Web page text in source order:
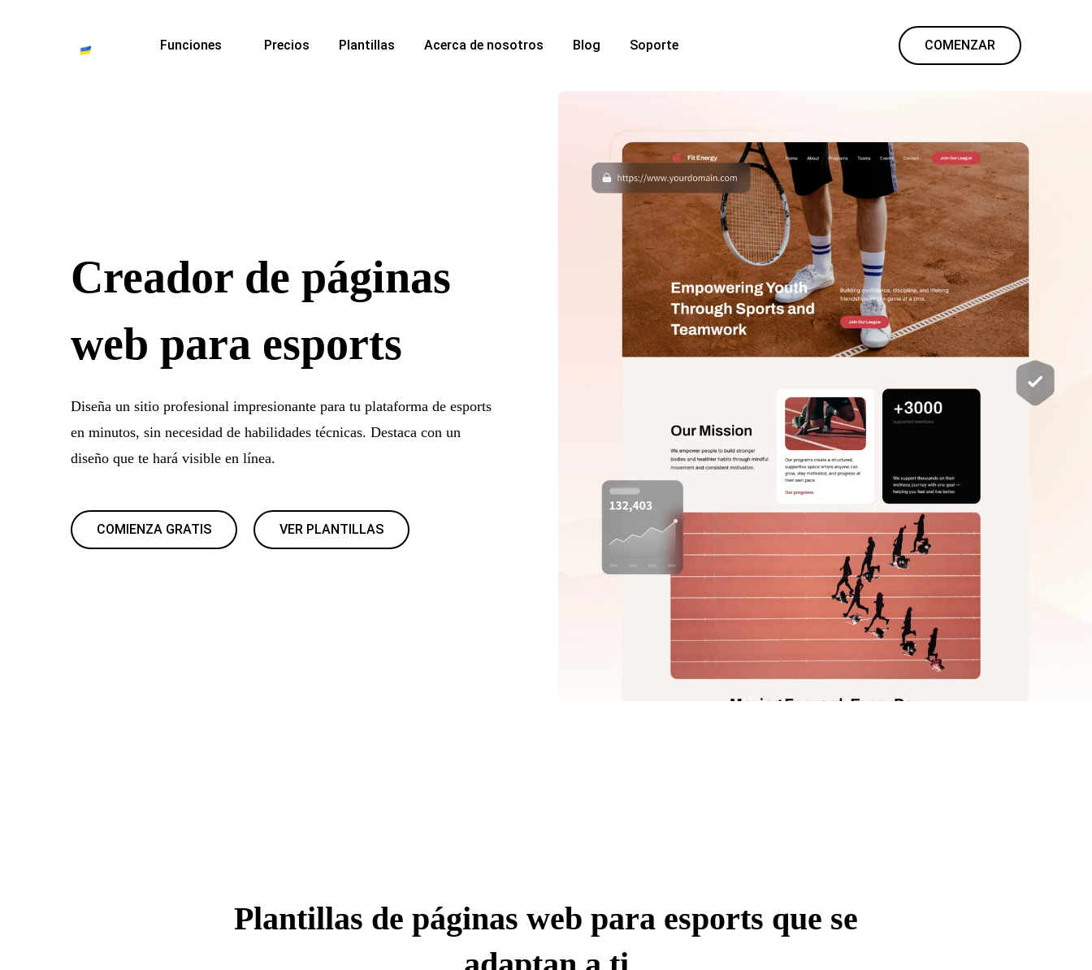
Funciones Precios Plantillas Acerca de nosotros Blog Soporte COMENZAR
Creador de páginas
web para esports
Diseña un sitio profesional impresionante para tu plataforma de esports
en minutos, sin necesidad de habilidades técnicas. Destaca con un
diseño que te hará visible en línea.
COMIENZA GRATIS VER PLANTILLAS
Plantillas de páginas web para esports que se